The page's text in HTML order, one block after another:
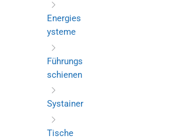
Energies
ysteme
Führungs
schienen
Systainer
Tische